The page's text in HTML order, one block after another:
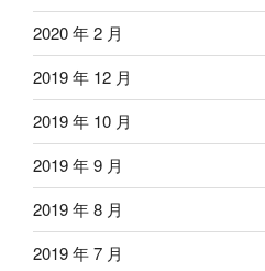
2020 年 2 月
2019 年 12 月
2019 年 10 月
2019 年 9 月
2019 年 8 月
2019 年 7 月